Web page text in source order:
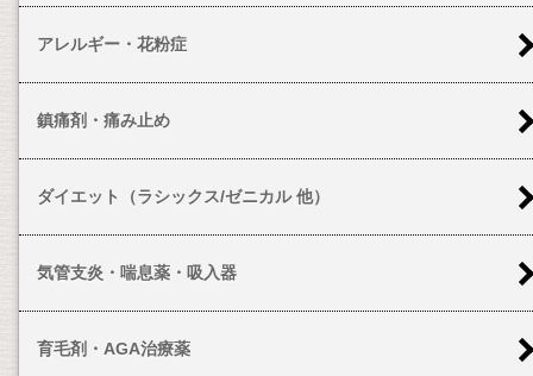
アレルギー・花粉症
鎮痛剤・痛み止め
ダイエット（ラシックス/ゼニカル 他）
気管支炎・喘息薬・吸入器
育毛剤・AGA治療薬